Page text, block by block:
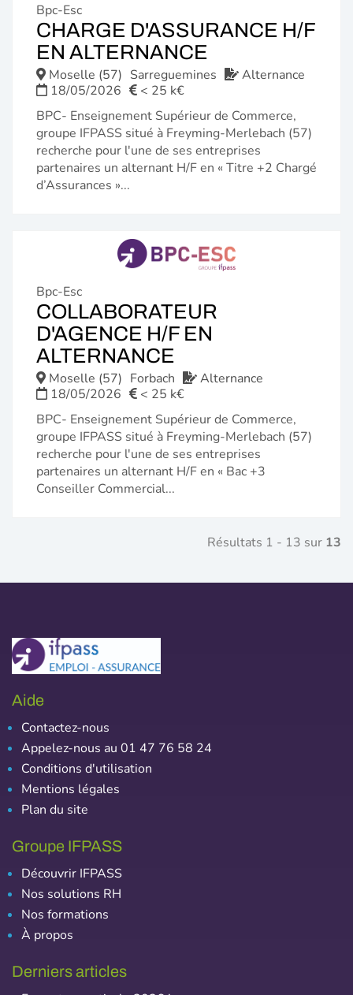
Bpc-Esc
CHARGE D'ASSURANCE H/F
EN ALTERNANCE
FENÊTRE)
Moselle (57) Sarreguemines
Alternance
18/05/2026
< 25 k€
BPC- Enseignement Supérieur de Commerce,
groupe IFPASS situé à Freyming-Merlebach (57)
recherche pour l'une de ses entreprises
partenaires un alternant H/F en « Titre +2 Chargé
d’Assurances »...
Bpc-Esc
COLLABORATEUR
D'AGENCE H/F EN
ALTERNANCE
FENÊTRE)
Moselle (57) Forbach
Alternance
18/05/2026
< 25 k€
BPC- Enseignement Supérieur de Commerce,
groupe IFPASS situé à Freyming-Merlebach (57)
recherche pour l'une de ses entreprises
partenaires un alternant H/F en « Bac +3
Conseiller Commercial...
Résultats 1 - 13 sur 13
Aide
Contactez-nous
Appelez-nous au 01 47 76 58 24
Conditions d'utilisation
Mentions légales
Plan du site
Groupe IFPASS
Découvrir IFPASS
Nos solutions RH
Nos formations
À propos
Derniers articles